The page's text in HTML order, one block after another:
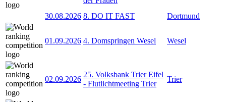
30.08.2026 8. DO IT FAST Dortmund
01.09.2026 4. Domspringen Wesel Wesel
02.09.2026
25. Volksbank Trier Eifel
- Flutlichtmeeting Trier
Trier